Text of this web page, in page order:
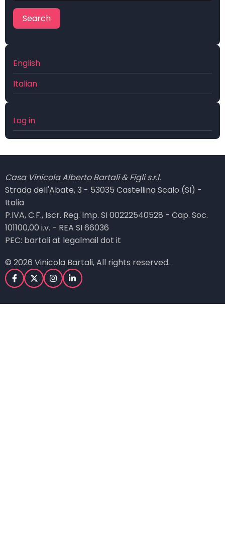
English
Italian
User
account
Log in
Casa Vinicola Alberto Bartali & Figli s.r.l.
Strada dell'Abate, 3 - 53035 Castellina Scalo (SI) -
Italia
P.IVA, C.F., Iscr. Reg. Imp. SI 00222540528 - Cap. Soc.
101100,00 i.v. - REA SI 66036
PEC: bartali at legalmail dot it
© 2026 Vinicola Bartali, All rights reserved.